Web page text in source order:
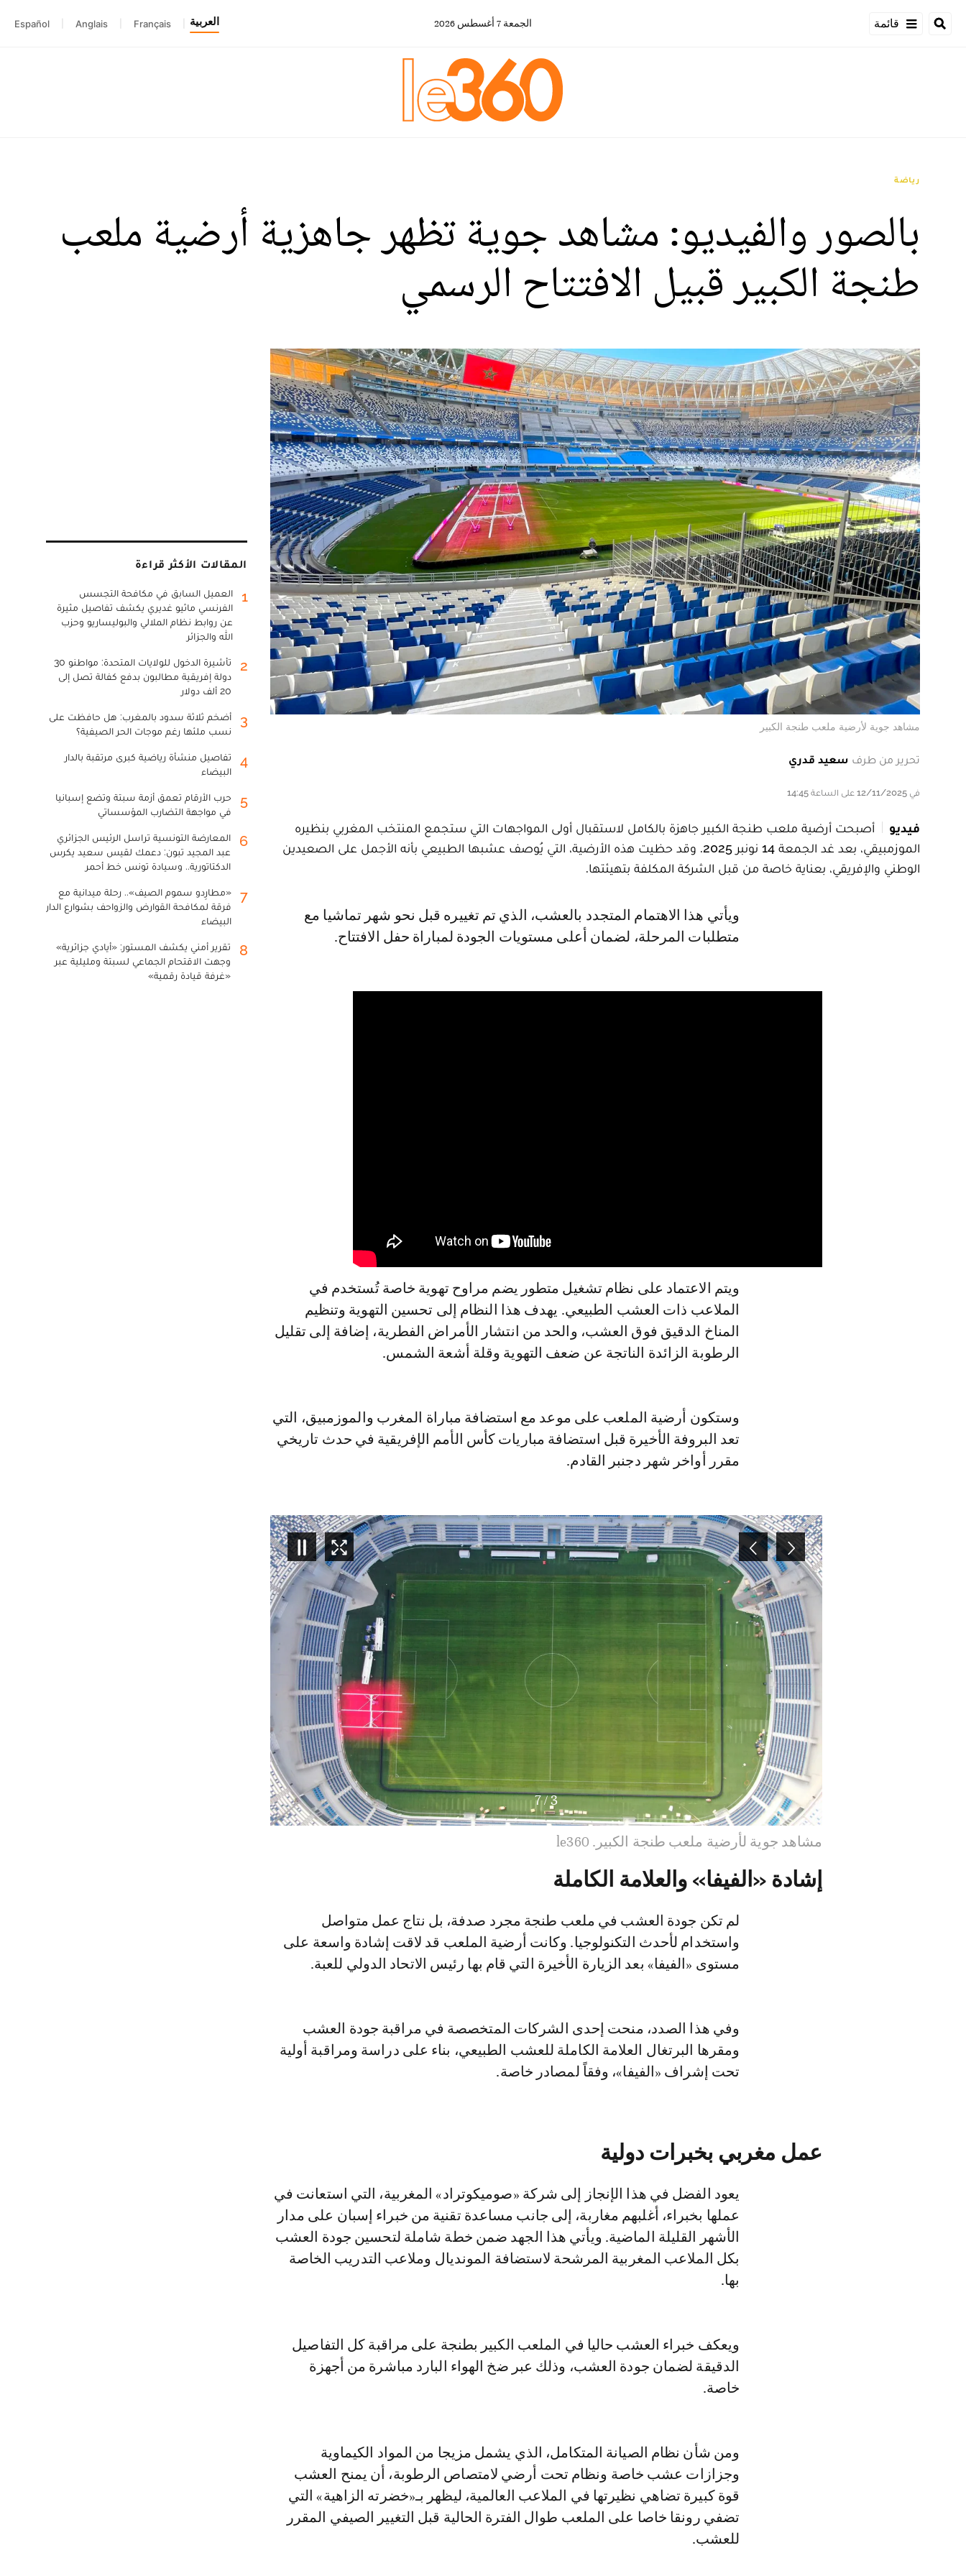
قائمة الجمعة 7 أغسطس 2026 العربية Français
Anglais
Español
رياضة
بالصور والفيديو: مشاهد جوية تظهر جاهزية أرضية ملعب
طنجة الكبير قبيل الافتتاح الرسمي
مشاهد جوية لأرضية ملعب طنجة الكبير
تحرير من طرف سعيد قدري
في 12/11/2025 على الساعة 14:45
فيديو
أصبحت أرضية ملعب طنجة الكبير جاهزة بالكامل لاستقبال أولى المواجهات التي ستجمع المنتخب المغربي بنظيره
الموزمبيقي، بعد غد الجمعة 14 نونبر 2025. وقد حظيت هذه الأرضية، التي يُوصف عشبها الطبيعي بأنه الأجمل على الصعيدين
الوطني والإفريقي، بعناية خاصة من قبل الشركة المكلفة بتهيئتها.
ويأتي هذا الاهتمام المتجدد بالعشب، الذي تم تغييره قبل نحو شهر تماشيا مع
متطلبات المرحلة، لضمان أعلى مستويات الجودة لمباراة حفل الافتتاح.
ويتم الاعتماد على نظام تشغيل متطور يضم مراوح تهوية خاصة تُستخدم في
الملاعب ذات العشب الطبيعي. يهدف هذا النظام إلى تحسين التهوية وتنظيم
المناخ الدقيق فوق العشب، والحد من انتشار الأمراض الفطرية، إضافة إلى تقليل
الرطوبة الزائدة الناتجة عن ضعف التهوية وقلة أشعة الشمس.
وستكون أرضية الملعب على موعد مع استضافة مباراة المغرب والموزمبيق، التي
تعد البروفة الأخيرة قبل استضافة مباريات كأس الأمم الإفريقية في حدث تاريخي
مقرر أواخر شهر دجنبر القادم.
3
/
7
مشاهد جوية لأرضية ملعب طنجة الكبير. le360
إشادة «الفيفا» والعلامة الكاملة
لم تكن جودة العشب في ملعب طنجة مجرد صدفة، بل نتاج عمل متواصل
واستخدام لأحدث التكنولوجيا. وكانت أرضية الملعب قد لاقت إشادة واسعة على
مستوى «الفيفا» بعد الزيارة الأخيرة التي قام بها رئيس الاتحاد الدولي للعبة.
وفي هذا الصدد، منحت إحدى الشركات المتخصصة في مراقبة جودة العشب
ومقرها البرتغال العلامة الكاملة للعشب الطبيعي، بناء على دراسة ومراقبة أولية
تحت إشراف «الفيفا»، وفقاً لمصادر خاصة.
عمل مغربي بخبرات دولية
يعود الفضل في هذا الإنجاز إلى شركة «صوميكوتراد» المغربية، التي استعانت في
عملها بخبراء، أغلبهم مغاربة، إلى جانب مساعدة تقنية من خبراء إسبان على مدار
الأشهر القليلة الماضية. ويأتي هذا الجهد ضمن خطة شاملة لتحسين جودة العشب
بكل الملاعب المغربية المرشحة لاستضافة المونديال وملاعب التدريب الخاصة
بها.
ويعكف خبراء العشب حاليا في الملعب الكبير بطنجة على مراقبة كل التفاصيل
الدقيقة لضمان جودة العشب، وذلك عبر ضخ الهواء البارد مباشرة من أجهزة
خاصة.
ومن شأن نظام الصيانة المتكامل، الذي يشمل مزيجا من المواد الكيماوية
وجزازات عشب خاصة ونظام تحت أرضي لامتصاص الرطوبة، أن يمنح العشب
قوة كبيرة تضاهي نظيرتها في الملاعب العالمية، ليظهر بـ«خضرته الزاهية» التي
تضفي رونقا خاصا على الملعب طوال الفترة الحالية قبل التغيير الصيفي المقرر
للعشب.
المقالات الأكثر قراءة
1
العميل السابق في مكافحة التجسس
الفرنسي ماثيو غديري يكشف تفاصيل مثيرة
عن روابط نظام الملالي والبوليساريو وحزب
الله والجزائر
2
تأشيرة الدخول للولايات المتحدة: مواطنو 30
دولة إفريقية مطالبون بدفع كفالة تصل إلى
20 ألف دولار
3
أضخم ثلاثة سدود بالمغرب: هل حافظت على
نسب ملئها رغم موجات الحر الصيفية؟
4
تفاصيل منشأة رياضية كبرى مرتقبة بالدار
البيضاء
5
حرب الأرقام تعمق أزمة سبتة وتضع إسبانيا
في مواجهة التضارب المؤسساتي
6
المعارضة التونسية تراسل الرئيس الجزائري
عبد المجيد تبون: دعمك لقيس سعيد يكرس
الدكتاتورية.. وسيادة تونس خط أحمر
7
«مطارِدو سموم الصيف».. رحلة ميدانية مع
فرقة لمكافحة القوارض والزواحف بشوارع الدار
البيضاء
8
تقرير أمني يكشف المستور: «أيادي جزائرية»
وجهت الاقتحام الجماعي لسبتة ومليلية عبر
«غرفة قيادة رقمية»